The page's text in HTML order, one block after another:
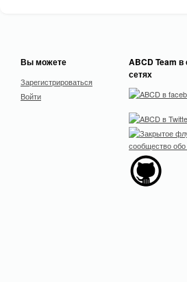
Вы можете
Зарегистрироваться
Войти
ABCD Team в
сетях